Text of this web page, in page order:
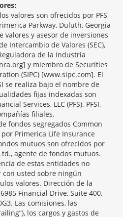
valores son ofrecidos por PFS
Parkway, Duluth, Georgia
valores y asesor de inversiones
Intercambio de Valores (SEC),
de la Industria
y miembro de Securities
(SIPC) [www.sipc.com]. El
se realiza bajo el nombre de
fijas indexadas son
Services, LLC (PFS). PFSI,
filiales.
fondos segregados Common
Primerica Life Insurance
mutuos son ofrecidos por
agente de fondos mutuos.
de estas entidades no
usted sobre ningún
valores. Dirección de la
Financial Drive, Suite 400,
Las comisiones, las
los cargos y gastos de